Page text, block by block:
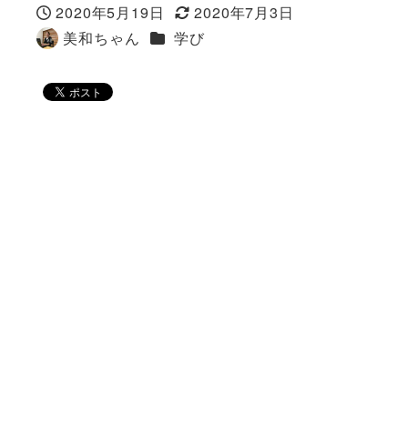
投稿日
2020年5月19日
更新日
2020年7月3日
著
美和ちゃん カテゴリー
学び